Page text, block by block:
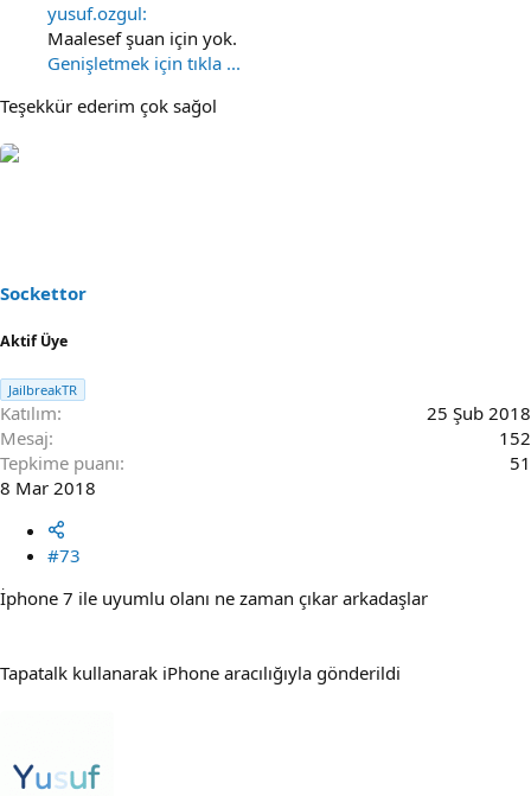
yusuf.ozgul:
Maalesef şuan için yok.
Genişletmek için tıkla ...
Teşekkür ederim çok sağol
Sockettor
Aktif Üye
JailbreakTR
Katılım
25 Şub 2018
Mesaj
152
Tepkime puanı
51
8 Mar 2018
#73
İphone 7 ile uyumlu olanı ne zaman çıkar arkadaşlar
Tapatalk kullanarak iPhone aracılığıyla gönderildi